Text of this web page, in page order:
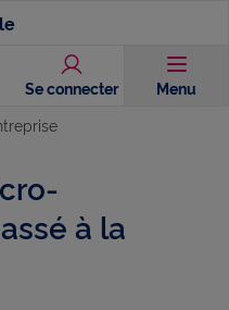
Se connecter Menu
à la